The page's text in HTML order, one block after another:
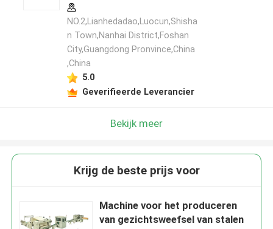
NO.2,Lianhedadao,Luocun,Shisha
n Town,Nanhai District,Foshan
City,Guangdong Pronvince,China
,China
5.0
Geverifieerde Leverancier
Bekijk meer
Krijg de beste prijs voor
Machine voor het produceren
van gezichtsweefsel van stalen